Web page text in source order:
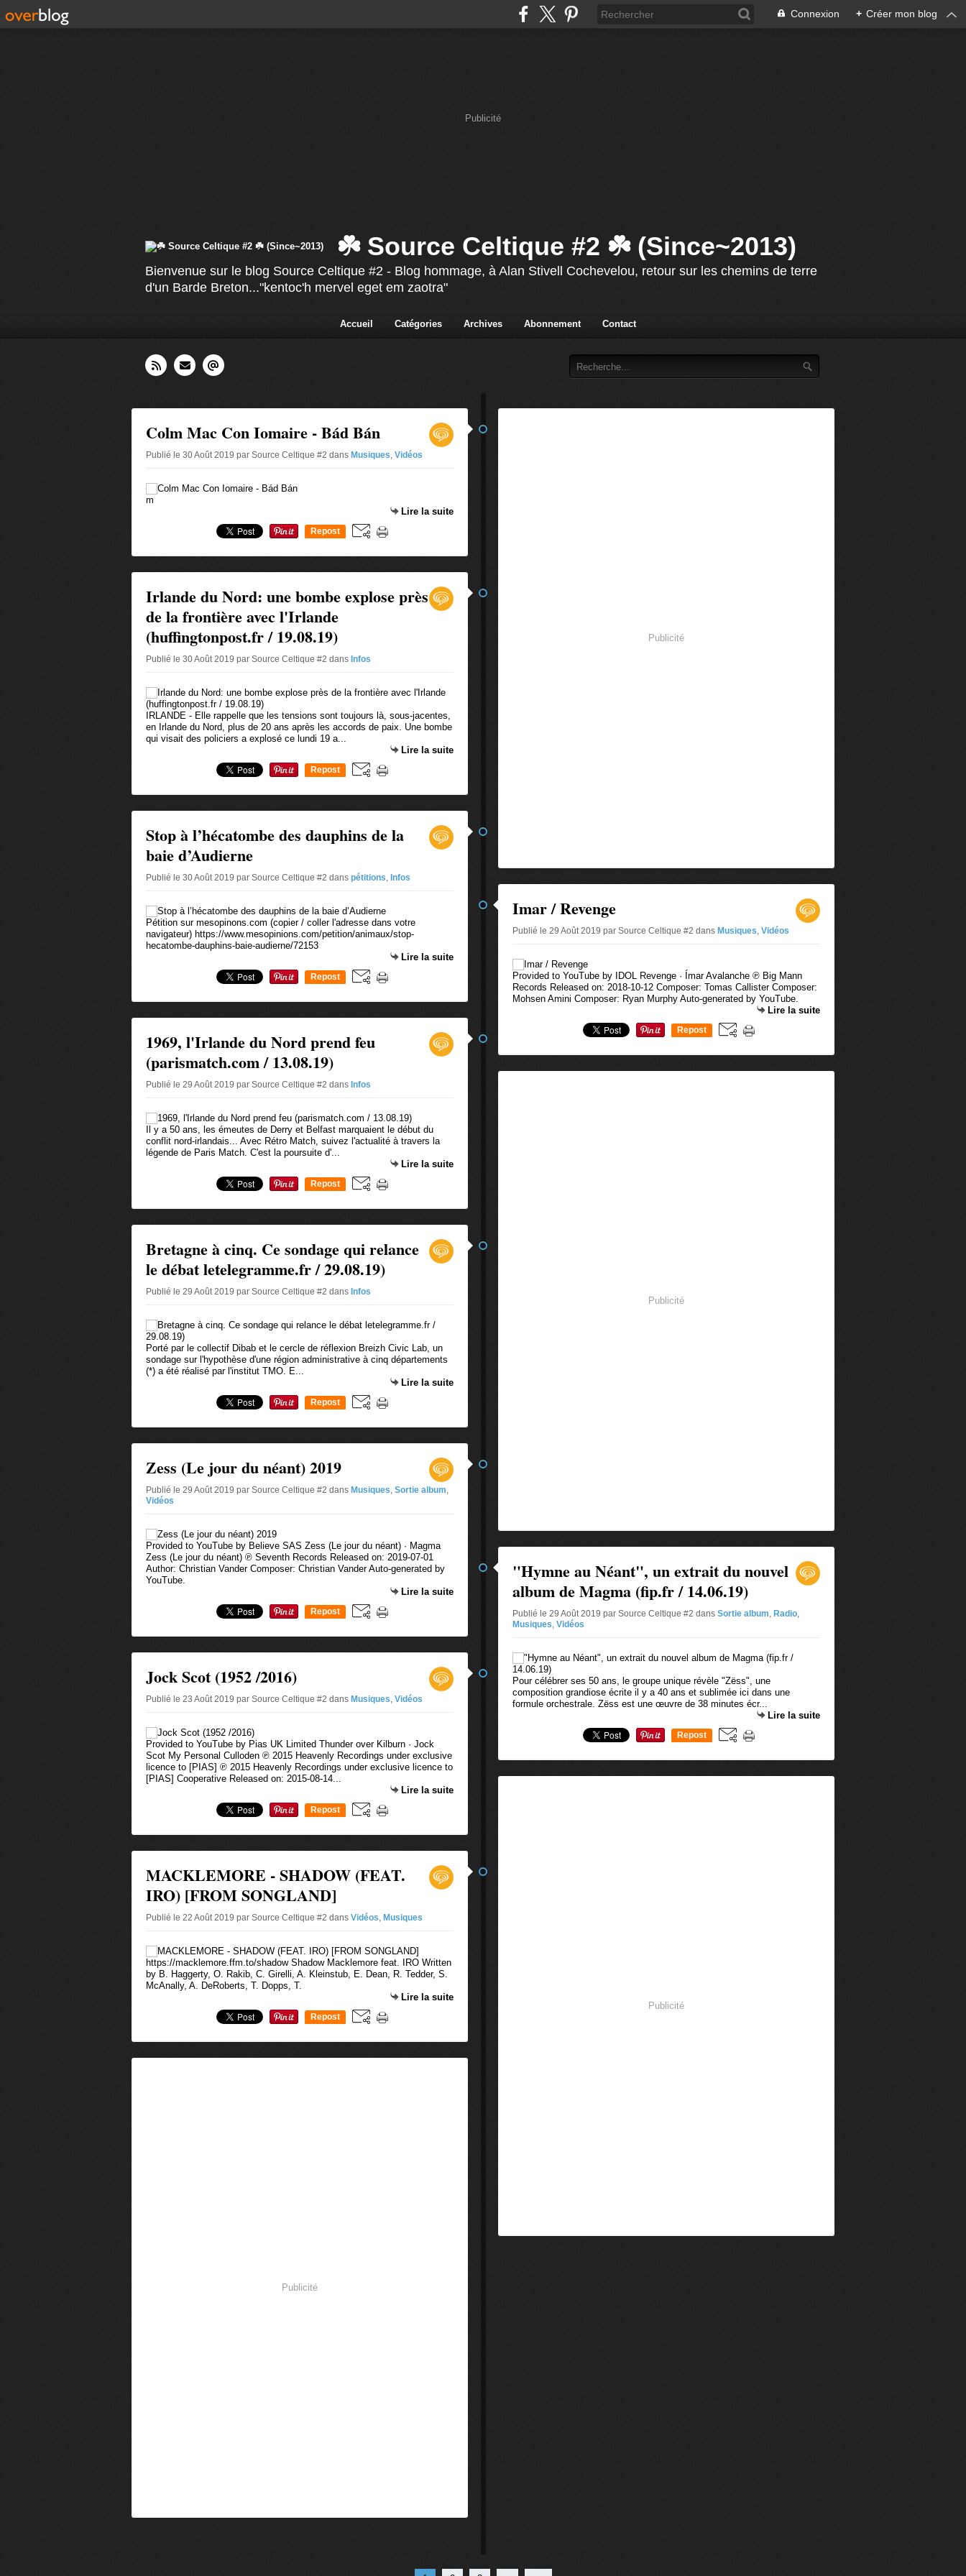
Connexion + Créer mon blog
Publicité
☘️ Source Celtique #2 ☘️ (Since~2013)
Bienvenue sur le blog Source Celtique #2 - Blog hommage, à Alan Stivell Cochevelou, retour sur les chemins de terre
d'un Barde Breton..."kentoc'h mervel eget em zaotra"
Accueil Catégories Archives Abonnement Contact
Colm Mac Con Iomaire - Bád Bán
Publié le 30 Août 2019 par Source Celtique #2 dans Musiques, Vidéos
m
Lire la suite
Repost
Irlande du Nord: une bombe explose près
de la frontière avec l'Irlande
(huffingtonpost.fr / 19.08.19)
Publié le 30 Août 2019 par Source Celtique #2 dans Infos
IRLANDE - Elle rappelle que les tensions sont toujours là, sous-jacentes,
en Irlande du Nord, plus de 20 ans après les accords de paix. Une bombe
qui visait des policiers a explosé ce lundi 19 a...
Lire la suite
Repost
Stop à l’hécatombe des dauphins de la
baie d’Audierne
Publié le 30 Août 2019 par Source Celtique #2 dans pétitions, Infos
Pétition sur mesopinons.com (copier / coller l'adresse dans votre
navigateur) https://www.mesopinions.com/petition/animaux/stop-
hecatombe-dauphins-baie-audierne/72153
Lire la suite
Repost
1969, l'Irlande du Nord prend feu
(parismatch.com / 13.08.19)
Publié le 29 Août 2019 par Source Celtique #2 dans Infos
Il y a 50 ans, les émeutes de Derry et Belfast marquaient le début du
conflit nord-irlandais... Avec Rétro Match, suivez l'actualité à travers la
légende de Paris Match. C'est la poursuite d'...
Lire la suite
Repost
Bretagne à cinq. Ce sondage qui relance
le débat letelegramme.fr / 29.08.19)
Publié le 29 Août 2019 par Source Celtique #2 dans Infos
Porté par le collectif Dibab et le cercle de réflexion Breizh Civic Lab, un
sondage sur l'hypothèse d'une région administrative à cinq départements
(*) a été réalisé par l'institut TMO. E...
Lire la suite
Repost
Zess (Le jour du néant) 2019
Publié le 29 Août 2019 par Source Celtique #2 dans Musiques, Sortie album,
Vidéos
Provided to YouTube by Believe SAS Zess (Le jour du néant) · Magma
Zess (Le jour du néant) ℗ Seventh Records Released on: 2019-07-01
Author: Christian Vander Composer: Christian Vander Auto-generated by
YouTube.
Lire la suite
Repost
Jock Scot (1952 /2016)
Publié le 23 Août 2019 par Source Celtique #2 dans Musiques, Vidéos
Provided to YouTube by Pias UK Limited Thunder over Kilburn · Jock
Scot My Personal Culloden ℗ 2015 Heavenly Recordings under exclusive
licence to [PIAS] ℗ 2015 Heavenly Recordings under exclusive licence to
[PIAS] Cooperative Released on: 2015-08-14...
Lire la suite
Repost
MACKLEMORE - SHADOW (FEAT.
IRO) [FROM SONGLAND]
Publié le 22 Août 2019 par Source Celtique #2 dans Vidéos, Musiques
https://macklemore.ffm.to/shadow Shadow Macklemore feat. IRO Written
by B. Haggerty, O. Rakib, C. Girelli, A. Kleinstub, E. Dean, R. Tedder, S.
McAnally, A. DeRoberts, T. Dopps, T.
Lire la suite
Repost
Publicité
Publicité
Imar / Revenge
Publié le 29 Août 2019 par Source Celtique #2 dans Musiques, Vidéos
Provided to YouTube by IDOL Revenge · Ímar Avalanche ℗ Big Mann
Records Released on: 2018-10-12 Composer: Tomas Callister Composer:
Mohsen Amini Composer: Ryan Murphy Auto-generated by YouTube.
Lire la suite
Repost
Publicité
"Hymne au Néant", un extrait du nouvel
album de Magma (fip.fr / 14.06.19)
Publié le 29 Août 2019 par Source Celtique #2 dans Sortie album, Radio,
Musiques, Vidéos
Pour célébrer ses 50 ans, le groupe unique révèle "Zëss", une
composition grandiose écrite il y a 40 ans et sublimée ici dans une
formule orchestrale. Zëss est une œuvre de 38 minutes écr...
Lire la suite
Repost
Publicité